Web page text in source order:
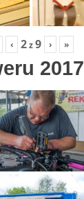
‹ 2z9 › »
2017